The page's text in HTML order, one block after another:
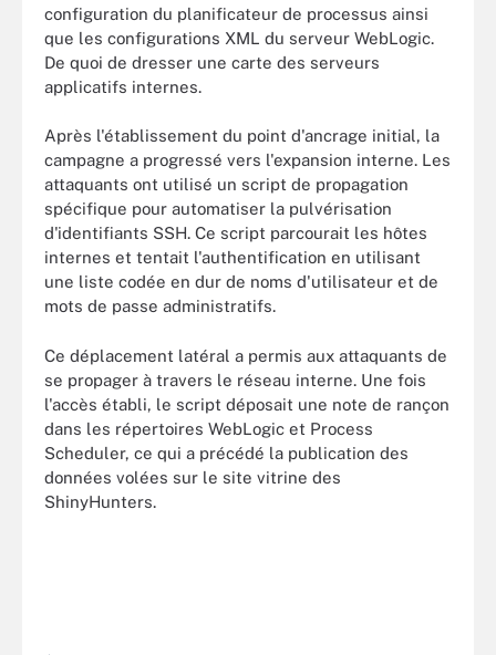
configuration du planificateur de processus ainsi
que les configurations XML du serveur WebLogic.
De quoi de dresser une carte des serveurs
applicatifs internes.
Après l'établissement du point d'ancrage initial, la
campagne a progressé vers l'expansion interne. Les
attaquants ont utilisé un script de propagation
spécifique pour automatiser la pulvérisation
d'identifiants SSH. Ce script parcourait les hôtes
internes et tentait l'authentification en utilisant
une liste codée en dur de noms d'utilisateur et de
mots de passe administratifs.
Ce déplacement latéral a permis aux attaquants de
se propager à travers le réseau interne. Une fois
l'accès établi, le script déposait une note de rançon
dans les répertoires WebLogic et Process
Scheduler, ce qui a précédé la publication des
données volées sur le site vitrine des
ShinyHunters.